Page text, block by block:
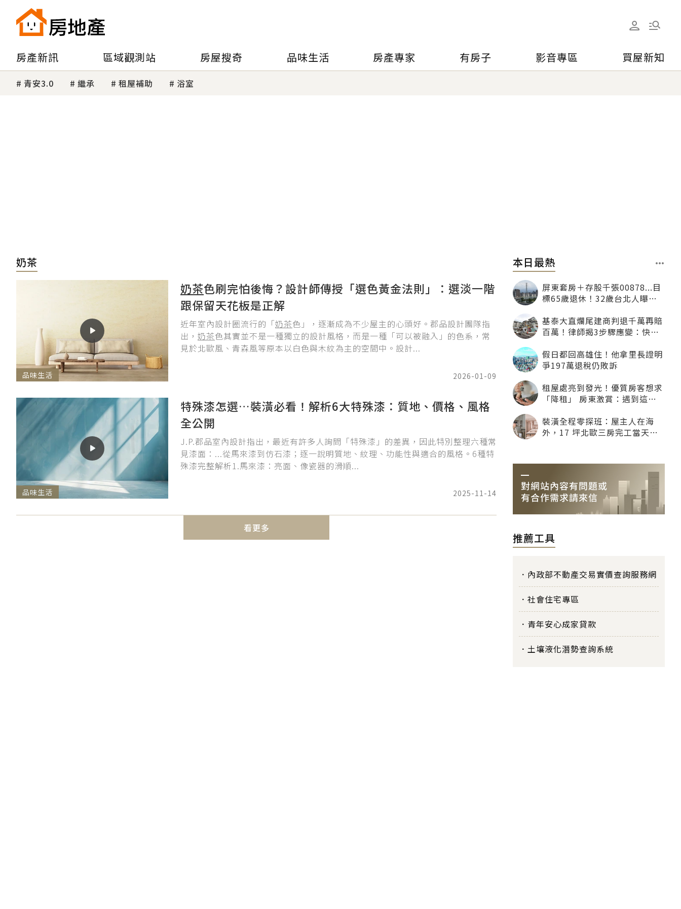
房產新訊 區域觀測站 房屋搜奇 品味生活 房產專家 有房子 影音專區 買屋新知
青安3.0 繼承 租屋補助 浴室
奶茶
品味生活
奶茶色刷完怕後悔？設計師傳授「選色黃金法則」：選淡一階
跟保留天花板是正解
近年室內設計圈流行的「奶茶色」，逐漸成為不少屋主的心頭好。郡品設計團隊指
出， 奶茶色其實並不是一種獨立的設計風格，而是一種「可以被融入」的色系，常
見於北歐風、青森風等原本以白色與木紋為主的空間中。設計...
2026-01-09
品味生活
特殊漆怎選…裝潢必看！解析6大特殊漆：質地、價格、風格
全公開
J.P.郡品室內設計指出，最近有許多人詢問「特殊漆」的差異，因此特別整理六種常
見漆面：...從馬來漆到仿石漆；逐一說明質地、紋理、功能性與適合的風格。6種特
殊漆完整解析1.馬來漆：亮面、像瓷器的滑順...
2025-11-14
看更多
本日最熱
屏東套房＋存股千張00878...目
標65歲退休！32歲台北人曝：
基泰大直爛尾建商判退千萬再賠
百萬！律師揭3步驟應變：快通
假日都回高雄住！他拿里長證明
爭197萬退稅仍敗訴
租屋處亮到發光！優質房客想求
「降租」 房東激賞：遇到這種
裝潢全程零探班：屋主人在海
外，17 坪北歐三房完工當天才
推薦工具
內政部不動產交易實價查詢服務網
社會住宅專區
青年安心成家貸款
土壤液化潛勢查詢系統